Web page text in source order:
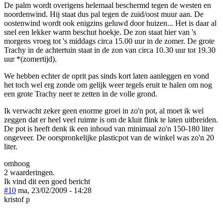
De palm wordt overigens helemaal beschermd tegen de westen en
noordenwind. Hij staat dus pal tegen de zuid/oost muur aan. De
oostenwind wordt ook enigzins geluwd door huizen... Het is daar al
snel een lekker warm beschut hoekje. De zon staat hier van 's
morgens vroeg tot 's middags circa 15.00 uur in de zomer. De grote
Trachy in de achtertuin staat in de zon van circa 10.30 uur tot 19.30
uur *(zomertijd).
We hebben echter de oprit pas sinds kort laten aanleggen en vond
het toch wel erg zonde om gelijk weer tegels eruit te halen om nog
een grote Trachy neer te zetten in de volle grond.
Ik verwacht zeker geen enorme groei in zo'n pot, al moet ik wel
zeggen dat er heel veel ruimte is om de kluit flink te laten uitbreiden.
De pot is heeft denk ik een inhoud van minimaal zo'n 150-180 liter
ongeveer. De oorspronkelijke plasticpot van de winkel was zo'n 20
liter.
omhoog
2 waarderingen.
Ik vind dit een goed bericht
#10 ma, 23/02/2009 - 14:28
kristof p